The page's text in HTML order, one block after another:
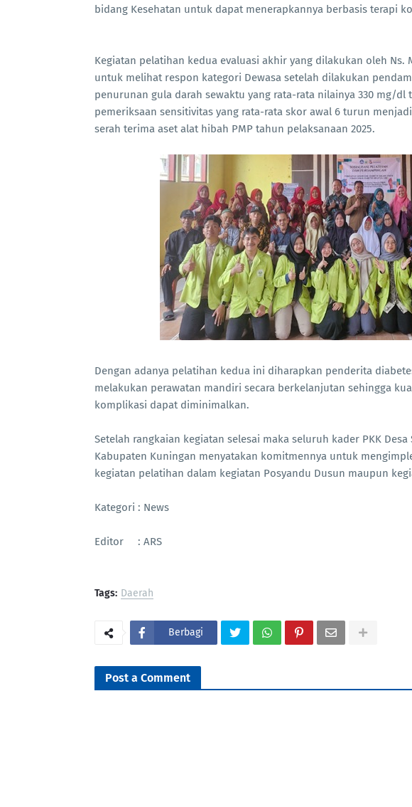
bidang Kesehatan untuk dapat menerapkannya berbasis terapi
Kegiatan pelatihan kedua evaluasi akhir yang dilakukan oleh Ns.
untuk melihat respon kategori Dewasa setelah dilakukan
penurunan gula darah sewaktu yang rata-rata nilainya 330 mg/
pemeriksaan sensitivitas yang rata-rata skor awal 6 turun
serah terima aset alat hibah PMP tahun pelaksanaan 2025.
Dengan adanya pelatihan kedua ini diharapkan penderita
melakukan perawatan mandiri secara berkelanjutan sehingga
komplikasi dapat diminimalkan.
Setelah rangkaian kegiatan selesai maka seluruh kader PKK
Kabupaten Kuningan menyatakan komitmennya untuk
kegiatan pelatihan dalam kegiatan Posyandu Dusun maupun
Kategori : News
Editor : ARS
Tags: Daerah
Berbagi
Post a Comment